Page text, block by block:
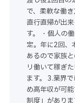
で、柔軟な働
直行直帰が出
す。 ・個人の
定。年に2回、
あるので家族
リ働いて稼ぎ
ます。 3.業界
め高年収が可
制度」があり